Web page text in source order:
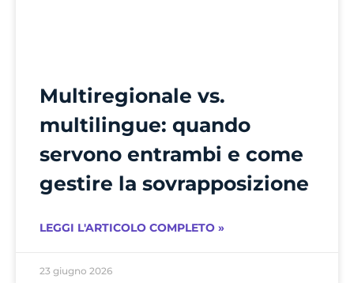
Multiregionale vs.
multilingue: quando
servono entrambi e come
gestire la sovrapposizione
LEGGI L'ARTICOLO COMPLETO »
23 giugno 2026